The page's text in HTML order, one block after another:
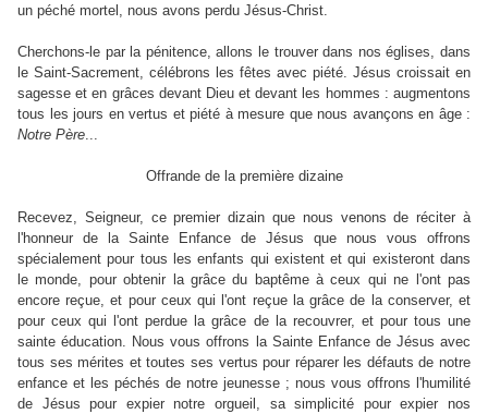
un péché mortel, nous avons perdu Jésus-Christ.
Cherchons-le par la pénitence, allons le trouver dans nos églises, dans
le Saint-Sacrement, célébrons les fêtes avec piété. Jésus croissait en
sagesse et en grâces devant Dieu et devant les hommes : augmentons
tous les jours en vertus et piété à mesure que nous avançons en âge :
Notre Père...
Offrande de la première dizaine
Recevez, Seigneur, ce premier dizain que nous venons de réciter à
l'honneur de la Sainte Enfance de Jésus que nous vous offrons
spécialement pour tous les enfants qui existent et qui existeront dans
le monde, pour obtenir la grâce du baptême à ceux qui ne l'ont pas
encore reçue, et pour ceux qui l'ont reçue la grâce de la conserver, et
pour ceux qui l'ont perdue la grâce de la recouvrer, et pour tous une
sainte éducation. Nous vous offrons la Sainte Enfance de Jésus avec
tous ses mérites et toutes ses vertus pour réparer les défauts de notre
enfance et les péchés de notre jeunesse ; nous vous offrons l'humilité
de Jésus pour expier notre orgueil, sa simplicité pour expier nos